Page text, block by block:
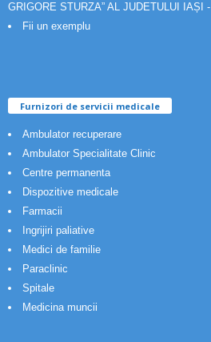
GRIGORE STURZA” AL JUDETULUI IAȘI -
Fii un exemplu
Furnizori de servicii medicale
Ambulator recuperare
Ambulator Specialitate Clinic
Centre permanenta
Dispozitive medicale
Farmacii
Ingrijiri paliative
Medici de familie
Paraclinic
Spitale
Medicina muncii